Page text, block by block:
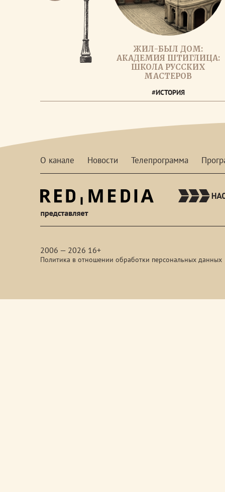
ЖИЛ-БЫЛ ДОМ:
АКАДЕМИЯ ШТИГЛИЦА:
ШКОЛА РУССКИХ
МАСТЕРОВ
#ИСТОРИЯ
О канале Новости Телепрограмма
2006 — 2026 16+
Политика в отношении обработки персональных данных